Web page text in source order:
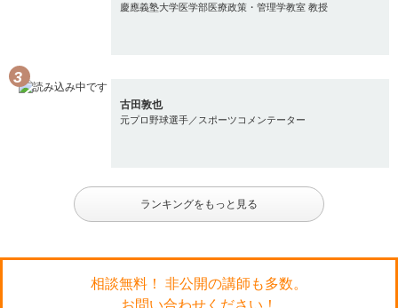
慶應義塾大学医学部医療政策・管理学教室 教授
古田敦也
元プロ野球選手／スポーツコメンテーター
ランキングをもっと見る
相談無料！ 非公開の講師も多数。
お問い合わせください！